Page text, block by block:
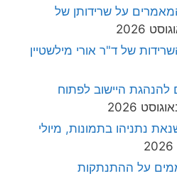
על שרידותן של
של ד"ר אורי מילשטיין
היישוב לפתוח
נתניהו בתמונות, מיולי
על ההתנתקות